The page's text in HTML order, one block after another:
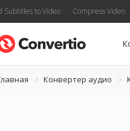
Subtitles to Video Compress Video
Конвертер аудио